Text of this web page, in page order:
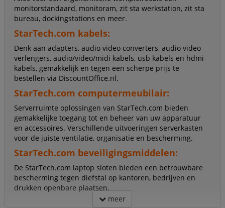
monitorstandaard, monitoram, zit sta werkstation, zit sta
bureau, dockingstations en meer.
StarTech.com kabels:
Denk aan adapters, audio video converters, audio video
verlengers, audio/video/midi kabels, usb kabels en hdmi
kabels, gemakkelijk en tegen een scherpe prijs te
bestellen via DiscountOffice.nl.
StarTech.com computermeubilair:
Serverruimte oplossingen van StarTech.com bieden
gemakkelijke toegang tot en beheer van uw apparatuur
en accessoires. Verschillende uitvoeringen serverkasten
voor de juiste ventilatie, organisatie en bescherming.
StarTech.com beveiligingsmiddelen:
De StarTech.com laptop sloten bieden een betrouwbare
bescherming tegen diefstal op kantoren, bedrijven en
drukken openbare plaatsen.
meer